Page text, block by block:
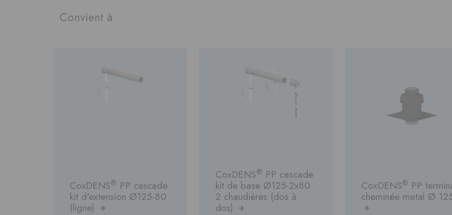
Convient à
CoxDENS® PP cascade
kit d'extension Ø125-80
(ligne)
CoxDENS® PP cascade
kit de base Ø125-2x80
2 chaudières (dos à
dos)
CoxDENS® PP
cheminée metal Ø